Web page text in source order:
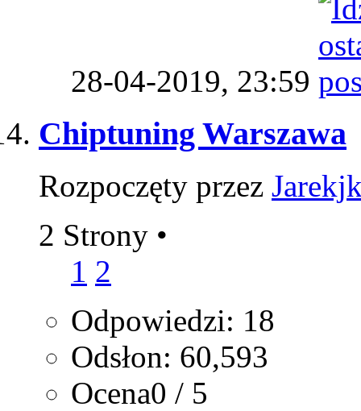
28-04-2019, 23:59
Chiptuning Warszawa
Rozpoczęty przez
2 Strony •
1 2
Odpowiedzi: 18
Odsłon: 60,593
Ocena0 / 5